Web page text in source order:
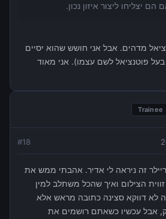
יצליחו ליצור איזון נכון.
מדהים. אבל אני חושש שהוא יסיים
פוטנציאל לשם עצמו). אני מאוד
Trainee
#18
זה ניראה לי אדיר. אהבתי ממש את
הצילום ואיך שהכל משתלב למין
לא דווקא סצינה כתובה מראש אלא
אבל עכשיו כשאתם רושמים את